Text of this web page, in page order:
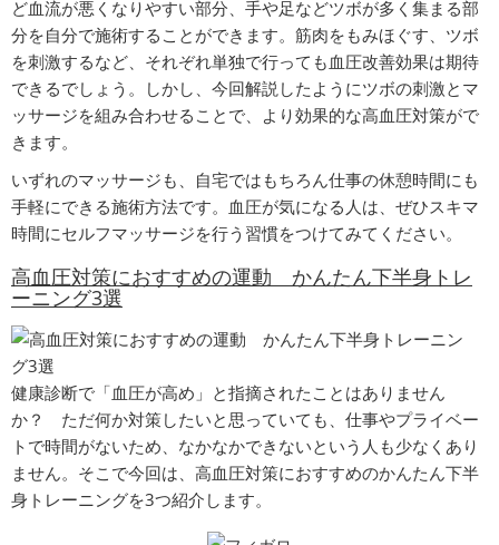
ど血流が悪くなりやすい部分、手や足などツボが多く集まる部
分を自分で施術することができます。筋肉をもみほぐす、ツボ
を刺激するなど、それぞれ単独で行っても血圧改善効果は期待
できるでしょう。しかし、今回解説したようにツボの刺激とマ
ッサージを組み合わせることで、より効果的な高血圧対策がで
きます。
いずれのマッサージも、自宅ではもちろん仕事の休憩時間にも
手軽にできる施術方法です。血圧が気になる人は、ぜひスキマ
時間にセルフマッサージを行う習慣をつけてみてください。
高血圧対策におすすめの運動 かんたん下半身トレ
ーニング3選
健康診断で「血圧が高め」と指摘されたことはありません
か？ ただ何か対策したいと思っていても、仕事やプライベー
トで時間がないため、なかなかできないという人も少なくあり
ません。そこで今回は、高血圧対策におすすめのかんたん下半
身トレーニングを3つ紹介します。